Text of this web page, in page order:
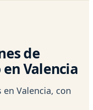
de
Valencia
en Valencia, con